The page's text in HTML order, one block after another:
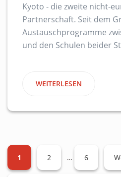
Kyoto - die zweite nicht-
Partnerschaft. Seit dem
Austauschprogramme
und den Schulen beider
WEITERLESEN
1 2 … 6